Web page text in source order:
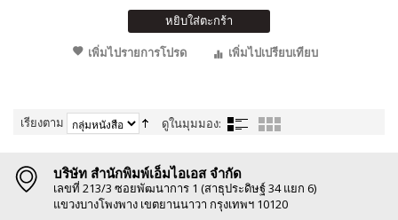
หยิบใส่ตะกร้า
เพิ่มไปรายการโปรด
เพิ่มไปเปรียบเทียบ
เรียงตาม ดูในมุมมอง:
บริษัท สำนักพิมพ์เอ็มไอเอส จำกัด
เลขที่ 213/3 ซอยพัฒนาการ 1 (สาธุประดิษฐ์ 34 แยก 6)
แขวงบางโพงพาง เขตยานนาวา กรุงเทพฯ 10120